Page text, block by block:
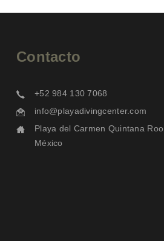
Contacto
+52 984 130 7068
info@playadivingcenter.com
Playa del Carmen Quintana Roo
México